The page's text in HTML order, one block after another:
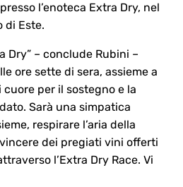
l’enoteca Extra Dry, nel
di Este.
Dry” – conclude Rubini –
ore sette di sera, assieme a
per il sostegno e la
Sarà una simpatica
respirare l’aria della
dei pregiati vini offerti
l’Extra Dry Race. Vi